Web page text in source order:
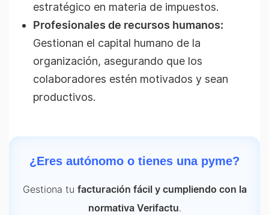
estratégico en materia de impuestos.
Profesionales de recursos humanos:
Gestionan el capital humano de la
organización, asegurando que los
colaboradores estén motivados y sean
productivos.
¿Eres autónomo o tienes una pyme?
Gestiona tu facturación fácil y cumpliendo con la
normativa Verifactu.